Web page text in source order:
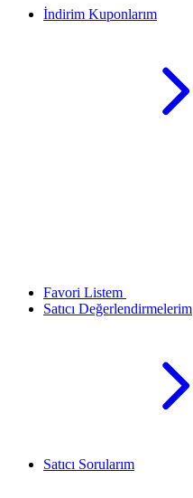
İndirim Kuponlarım
Favori Listem
Satıcı Değerlendirmelerim
Satıcı Sorularım